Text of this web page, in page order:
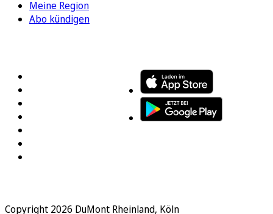
Meine Region
Abo kündigen
Copyright 2026 DuMont Rheinland, Köln